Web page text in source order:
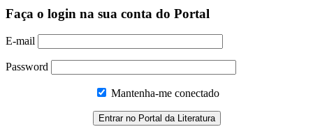
Faça o login na sua conta do Portal
E-mail
Password
Mantenha-me conectado